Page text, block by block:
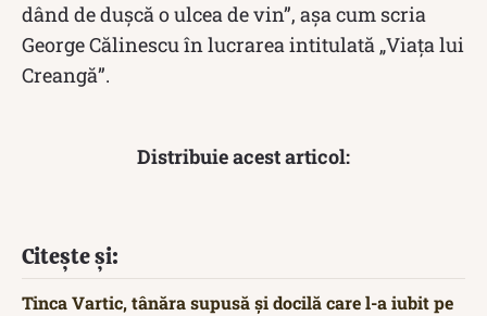
dând de duşcă o ulcea de vin”, așa cum scria
George Călinescu în lucrarea intitulată „Viața lui
Creangă”.
Distribuie acest articol:
Citește și:
Tinca Vartic, tânăra supusă și docilă care l-a iubit pe